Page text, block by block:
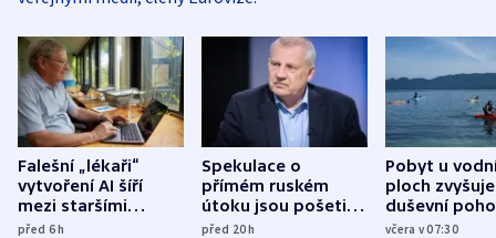
Falešní „lékaři“
vytvoření AI šíří
mezi staršími
Poláky nebezpečné
před 6h
Spekulace o
přímém ruském
útoku jsou pošetilé,
míní estonský
před 20h
Pobyt u
ploch zvyšuje
duševní
ukázala
včera v 07:30